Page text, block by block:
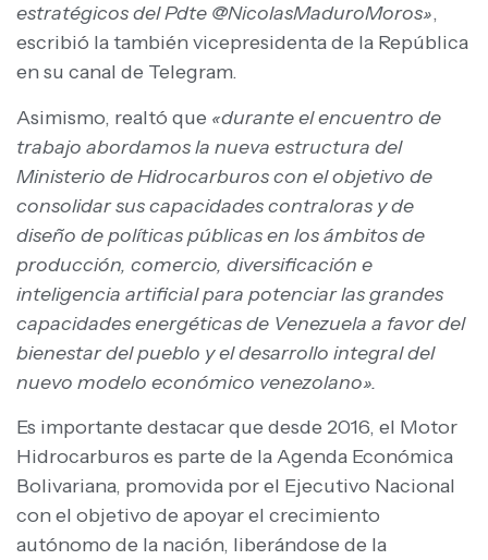
estratégicos del Pdte @NicolasMaduroMoros»,
escribió la también vicepresidenta de la República
en su canal de Telegram.
Asimismo, realtó que «durante el encuentro de
trabajo abordamos la nueva estructura del
Ministerio de Hidrocarburos con el objetivo de
consolidar sus capacidades contraloras y de
diseño de políticas públicas en los ámbitos de
producción, comercio, diversificación e
inteligencia artificial para potenciar las grandes
capacidades energéticas de Venezuela a favor del
bienestar del pueblo y el desarrollo integral del
nuevo modelo económico venezolano».
Es importante destacar que desde 2016, el Motor
Hidrocarburos es parte de la Agenda Económica
Bolivariana, promovida por el Ejecutivo Nacional
con el objetivo de apoyar el crecimiento
autónomo de la nación, liberándose de la